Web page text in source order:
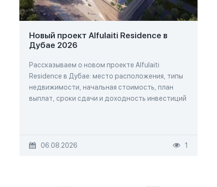
Новый проект Alfulaiti Residence в
Дубае 2026
Рассказываем о новом проекте Alfulaiti
Residence в Дубае: место расположения, типы
недвижимости, начальная стоимость, план
выплат, сроки сдачи и доходность инвестиций
06.08.2026 1